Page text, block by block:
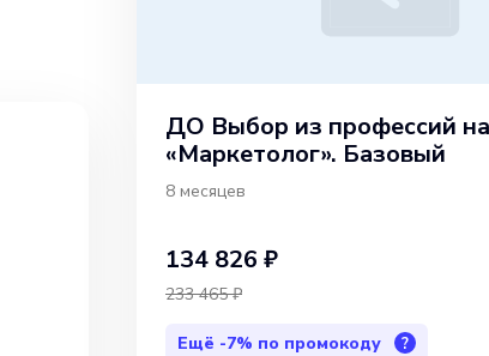
ДО Выбор из профессий
«Маркетолог». Базовый
8 месяцев
134 826 ₽
233 465 ₽
Ещё -7% по промокоду ?